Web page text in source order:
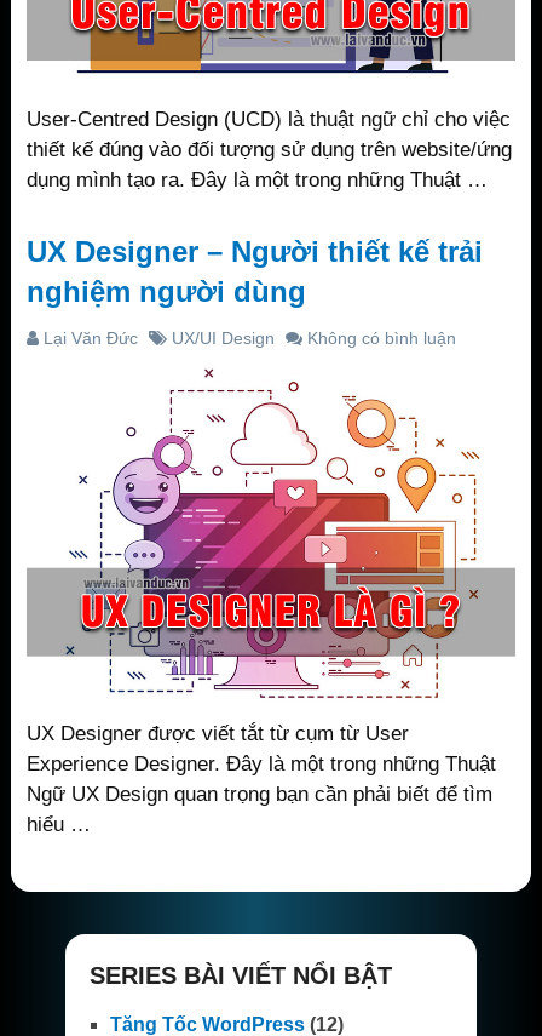
User-Centred Design (UCD) là thuật ngữ chỉ cho việc
thiết kế đúng vào đối tượng sử dụng trên website/ứng
dụng mình tạo ra. Đây là một trong những Thuật …
UX Designer – Người thiết kế trải
nghiệm người dùng
Lại Văn Đức UX/UI Design Không có bình luận
UX Designer được viết tắt từ cụm từ User
Experience Designer. Đây là một trong những Thuật
Ngữ UX Design quan trọng bạn cần phải biết để tìm
hiểu …
SERIES BÀI VIẾT NỔI BẬT
Tăng Tốc WordPress(12)